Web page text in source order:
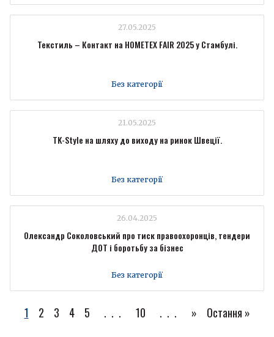
27.05.2025
Текстиль – Контакт на HOMETEX FAIR 2025 у Стамбулі.
Без категорії
21.05.2025
TK-Style на шляху до виходу на ринок Швеції.
Без категорії
26.04.2025
Олександр Соколовський про тиск правоохоронців, тендери
ДОТ і боротьбу за бізнес
Без категорії
1 2 3 4 5 ... 10 ... » Остання »